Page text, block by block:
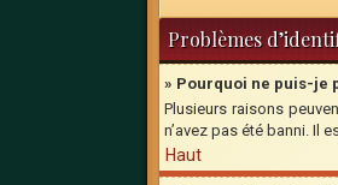
Problèmes
» Pourquoi ne puis-je
Plusieurs raisons
n’avez pas été banni. Il
Haut